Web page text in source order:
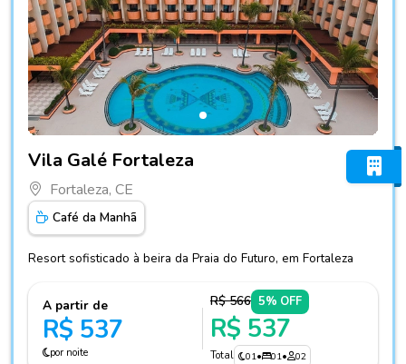
Vila Galé Fortaleza
Fortaleza, CE
Café da Manhã
Resort sofisticado à beira da Praia do Futuro, em Fortaleza
A partir de
R$ 537
por noite
R$ 566 5% OFF
R$ 537
Total 01• 01• 02